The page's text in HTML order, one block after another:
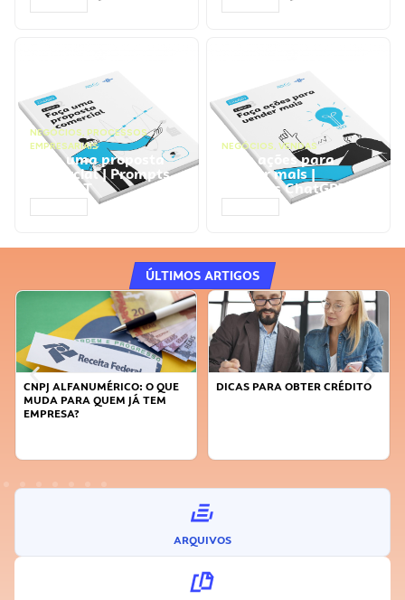
NEGÓCIOS, PROCESSOS
EMPRESARIAIS
Faça uma proposta
comercial | Prompts
ChatGPT
NEGÓCIOS, VENDAS
Faça ações para
vender mais |
Prompts ChatGPT
ÚLTIMOS ARTIGOS
DICAS PARA OBTER CRÉDITO
FAÇA A DIFERENÇA: SEJA
ARQUIVOS